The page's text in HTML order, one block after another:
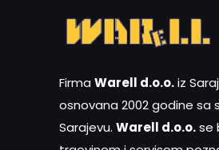
Firma Warell d.o.o.iz
osnovana 2002 godine sa
Sarajevu. Warell d.o.o.se